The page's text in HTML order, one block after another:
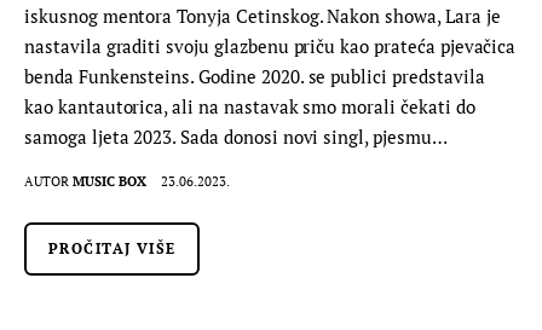
iskusnog mentora Tonyja Cetinskog. Nakon showa, Lara je
nastavila graditi svoju glazbenu priču kao prateća pjevačica
benda Funkensteins. Godine 2020. se publici predstavila
kao kantautorica, ali na nastavak smo morali čekati do
samoga ljeta 2023. Sada donosi novi singl, pjesmu…
AUTOR MUSIC BOX 23.06.2023.
PROČITAJ VIŠE